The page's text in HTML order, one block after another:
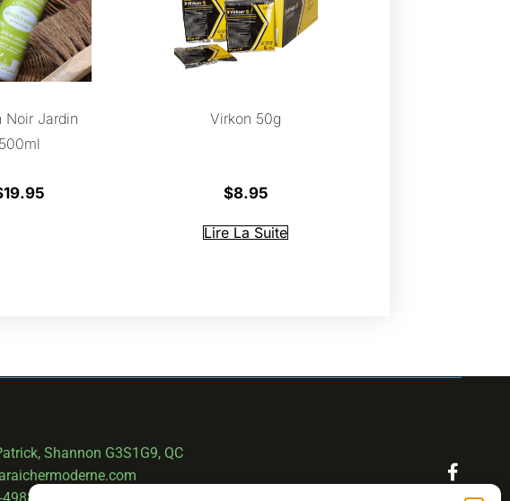
Noir Jardin
500ml
19.95
Virkon 50g
$8.95
Lire La Suite
Shannon G3S1G9, QC